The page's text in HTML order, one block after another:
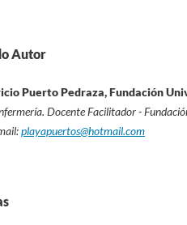
Autor
Puerto Pedraza, Fundación
Docente Facilitador -
playapuertos@hotmail.com